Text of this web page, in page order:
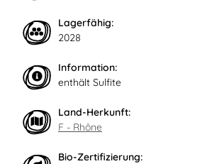
Lagerfähig:
2028
Information:
enthält Sulfite
Land-Herkunft:
F - Rhône
Bio-Zertifizierung: